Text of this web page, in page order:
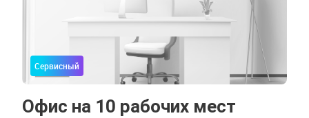
Сервисный
Офис на 10 рабочих мест